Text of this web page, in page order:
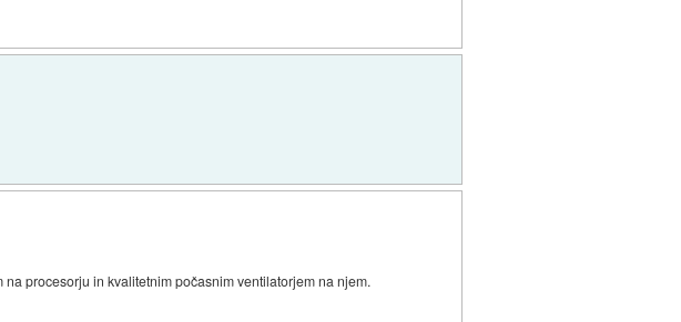
procesorju in kvalitetnim počasnim ventilatorjem na njem.